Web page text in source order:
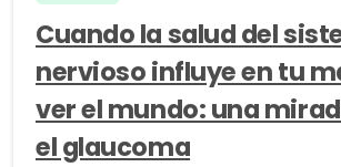
Cuando la salud del
nervioso influye en tu
ver el mundo: una
el glaucoma